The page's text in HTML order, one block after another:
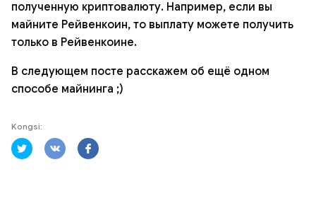
полученную криптовалюту. Например, если вы
майните Рейвенкоин, то выплату можете получить
только в Рейвенкоине.
В следующем посте расскажем об ещё одном
способе майнинга ;)
Kongsi: